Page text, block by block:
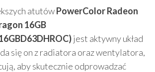
atutówPowerColor Radeon
16GB
jest aktywny układ
się on z radiatora oraz wentylatora,
aby skutecznie odprowadzać